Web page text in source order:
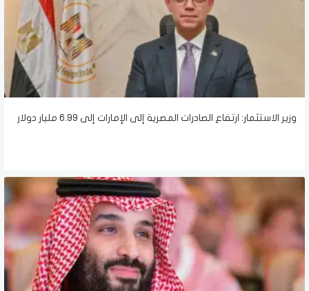
وزير الاستثمار: ارتفاع الصادرات المصرية إلى الإمارات إلى 6.99 مليار دولار